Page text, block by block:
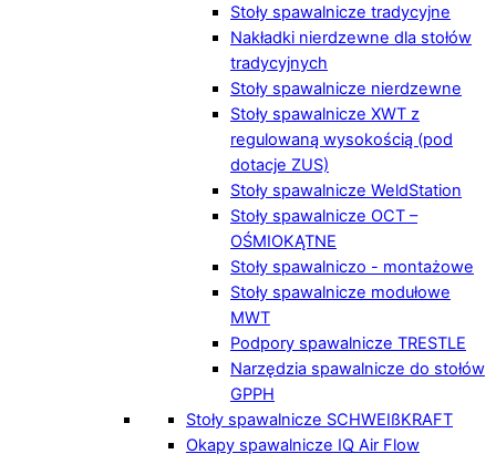
Stoły spawalnicze tradycyjne
Nakładki nierdzewne dla stołów
tradycyjnych
Stoły spawalnicze nierdzewne
Stoły spawalnicze XWT z
regulowaną wysokością (pod
dotacje ZUS)
Stoły spawalnicze WeldStation
Stoły spawalnicze OCT –
OŚMIOKĄTNE
Stoły spawalniczo - montażowe
Stoły spawalnicze modułowe
MWT
Podpory spawalnicze TRESTLE
Narzędzia spawalnicze do stołów
GPPH
Stoły spawalnicze SCHWEIßKRAFT
Okapy spawalnicze IQ Air Flow